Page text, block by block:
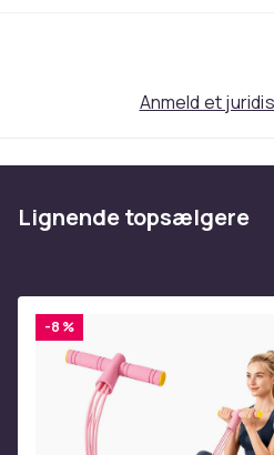
125
ba90162e-ca49-5a8f-a140-
Anmeld et
Lignende topsælgere
-8 %